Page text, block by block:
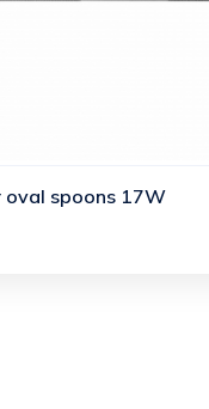
oval spoons 17W